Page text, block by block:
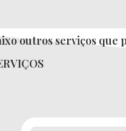
outros serviços que